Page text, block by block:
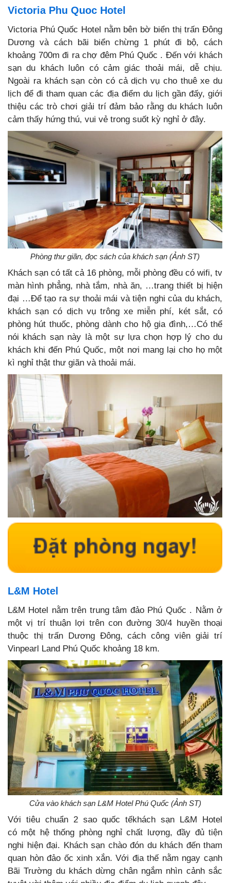
Victoria Phu Quoc Hotel
Victoria Phú Quốc Hotel nằm bên bờ biển thị trấn Đông
Dương và cách bãi biển chừng 1 phút đi bộ, cách
khoảng 700m đi ra chợ đêm Phú Quốc . Đến với khách
sạn du khách luôn có cảm giác thoải mái, dễ chịu.
Ngoài ra khách sạn còn có cả dịch vụ cho thuê xe du
lịch để đi tham quan các địa điểm du lịch gần đấy, giới
thiệu các trò chơi giải trí đảm bảo rằng du khách luôn
cảm thấy hứng thú, vui vẻ trong suốt kỳ nghỉ ở đây.
Phòng thư giãn, đọc sách của khách sạn (Ảnh ST)
Khách sạn có tất cả 16 phòng, mỗi phòng đều có wifi, tv
màn hình phẳng, nhà tắm, nhà ăn, …trang thiết bị hiện
đại …Để tạo ra sự thoải mái và tiện nghi của du khách,
khách sạn có dịch vụ trông xe miễn phí, két sắt, có
phòng hút thuốc, phòng dành cho hộ gia đình,…Có thể
nói khách sạn này là một sự lựa chọn hợp lý cho du
khách khi đến Phú Quốc, một nơi mang lại cho họ một
kì nghỉ thật thư giãn và thoải mái.
L&M Hotel
L&M Hotel nằm trên trung tâm đảo Phú Quốc . Nằm ở
một vị trí thuận lợi trên con đường 30/4 huyền thoại
thuộc thị trấn Dương Đông, cách công viên giải trí
Vinpearl Land Phú Quốc khoảng 18 km.
Cửa vào khách sạn L&M Hotel Phú Quốc (Ảnh ST)
Với tiêu chuẩn 2 sao quốc tếkhách sạn L&M Hotel
có một hệ thống phòng nghỉ chất lượng, đầy đủ tiện
nghi hiện đại. Khách sạn chào đón du khách đến tham
quan hòn đảo ốc xinh xắn. Với địa thế nằm ngay cạnh
Bãi Trường du khách dừng chân ngắm nhìn cảnh sắc